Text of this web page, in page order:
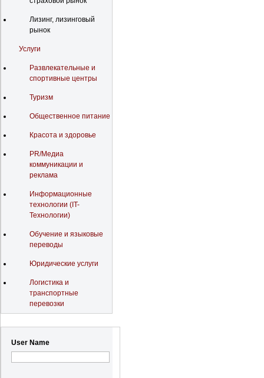
Лизинг, лизинговый
рынок
Услуги
Развлекательные и
спортивные центры
Туризм
Общественное питание
Красота и здоровье
PR/Медиа
коммуникации и
реклама
Информационные
технологии (IT-
Технологии)
Обучение и языковые
переводы
Юридические услуги
Логистика и
транспортные
перевозки
User Name